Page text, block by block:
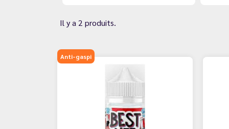
Il y a 2 produits.
Anti-gaspi